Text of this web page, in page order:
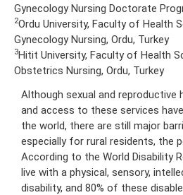
Gynecology Nursing Doctorate
2Ordu University, Faculty of Health
Gynecology Nursing, Ordu, Turkey
3Hitit University, Faculty of Health
Obstetrics Nursing, Ordu, Turkey
Although sexual and reproductive
and access to these services
the world, there are still major
especially for rural residents, the
According to the World Disability
live with a physical, sensory,
disability, and 80% of these